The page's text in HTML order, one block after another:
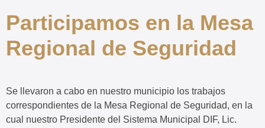
Participamos en la Mesa
Regional de Seguridad
Se llevaron a cabo en nuestro municipio los trabajos
correspondientes de la Mesa Regional de Seguridad, en la
cual nuestro Presidente del Sistema Municipal DIF, Lic.